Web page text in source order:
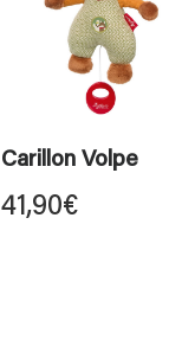
Carillon Volpe
41,90€